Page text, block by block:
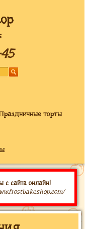
торты
с сайта онлайн!